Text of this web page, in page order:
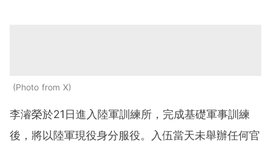
Photo from X
李濬榮於21日進入陸軍訓練所，完成基礎軍事訓練
後，將以陸軍現役身分服役。入伍當天未舉辦任何官